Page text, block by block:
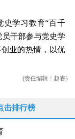
史学习教育“百千
干部参与党史学
业的热情，以优
(责任编辑：赵睿)
击排行榜